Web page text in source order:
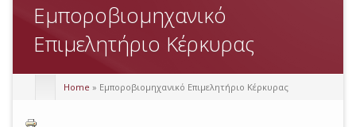
Εμποροβιομηχανικό
Επιμελητήριο Κέρκυρας
Home » Εμποροβιομηχανικό Επιμελητήριο Κέρκυρας